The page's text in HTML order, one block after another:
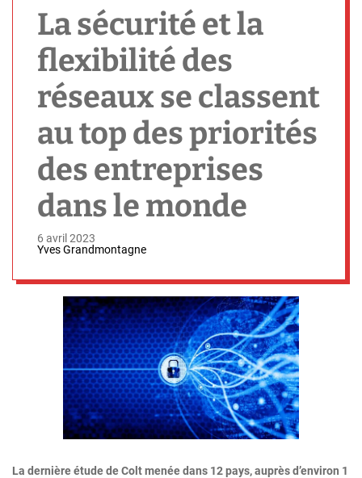
La sécurité et la
flexibilité des
réseaux se classent
au top des priorités
des entreprises
dans le monde
6 avril 2023
Yves Grandmontagne
La dernière étude de Colt menée dans 12 pays, auprès d’environ 1